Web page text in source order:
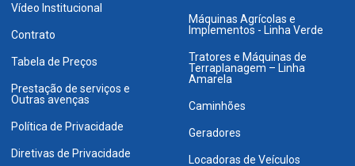
Vídeo Institucional
Contrato
Tabela de Preços
Prestação de serviços e
Outras avenças
Política de Privacidade
Diretivas de Privacidade
Máquinas Agrícolas e
Implementos - Linha Verde
Tratores e Máquinas de
Terraplanagem – Linha
Amarela
Caminhões
Geradores
Locadoras de Veículos